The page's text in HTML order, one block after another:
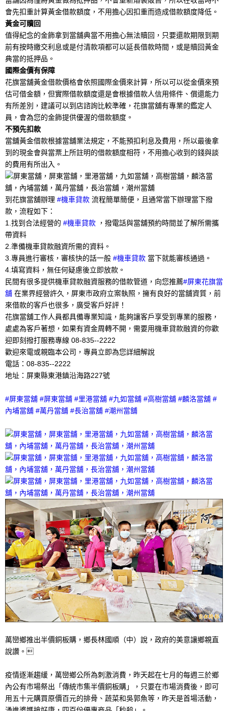
會先扣重計算黃金借款額度，不用擔心因扣重而造成借款額度降低。
黃金可贖回
值得紀念的金飾拿到當舖典當不用擔心無法贖回，只要還款期限到期
前有按時繳交利息或是付清款項都可以延長借款時間，或是贖回黃金
典當的抵押品。
國際金價有保障
花旗當舖黃金借款價格會依照國際金價來計算，所以可以從金價來預
估可借金額，但實際借款額度還是會根據借款人信用條件、償還能力
有所差別，建議可以到店諮詢比較準確，花旗當舖有專業的鑑定人
員，會為您的金飾提供優渥的借款額度。
不預先扣款
當舖黃金借款根據當舖業法規定，不能預扣利息及費用，所以最後拿
到的現金會與當票上所註明的借款額度相符，不用擔心收到的錢與談
的費用有所出入。
到花旗當舖辦理 #機車貸款 流程簡單簡便，且通常當下辦理當下撥
款，流程如下：
1.找到合法經營的 #機車貸款 ，撥電話與當舖預約時間並了解所需攜
帶資料
2.準備機車貸款融資所需的資料。
3.專員進行審核，審核快的話一般 #機車貸款 當下就能審核通過。
4.填寫資料，無任何疑慮後立即放款。
民間有很多提供機車貸款融資服務的借款管道，向您推薦#屏東花旗當
舖 在業界經營許久，屏東市政府立案執照，擁有良好的當舖資質，前
來借款的客戶也很多，廣受客戶好評！
花旗當舖工作人員都具備專業知識，能夠讓客戶享受到專業的服務，
處處為客戶著想，如果有資金周轉不開，需要用機車貸款融資的你歡
迎即刻撥打服務專線 08-835--2222
歡迎來電或親臨本公司，專員立即為您詳細解說
電話：08-835--2222
地址：屏東縣東港鎮沿海路227號
#屏東當舖 #屏東當舖 #里港當舖 #九如當舖 #高樹當舖 #麟洛當舖 #
內埔當舖 #萬丹當舖 #長治當舖 #潮州當舖
萬巒鄉推出半價銅板購，鄉長林國順（中）說，政府的美意讓鄉親直
說讚。
疫情逐漸趨緩，萬巒鄉公所為刺激消費，昨天起在七月的每週三於鄉
內公有市場祭出「傳統市集半價銅板購」，只要在市場消費後，即可
用五十元購買原價百元的排骨、蔬菜和吳郭魚等，昨天是首場活動，